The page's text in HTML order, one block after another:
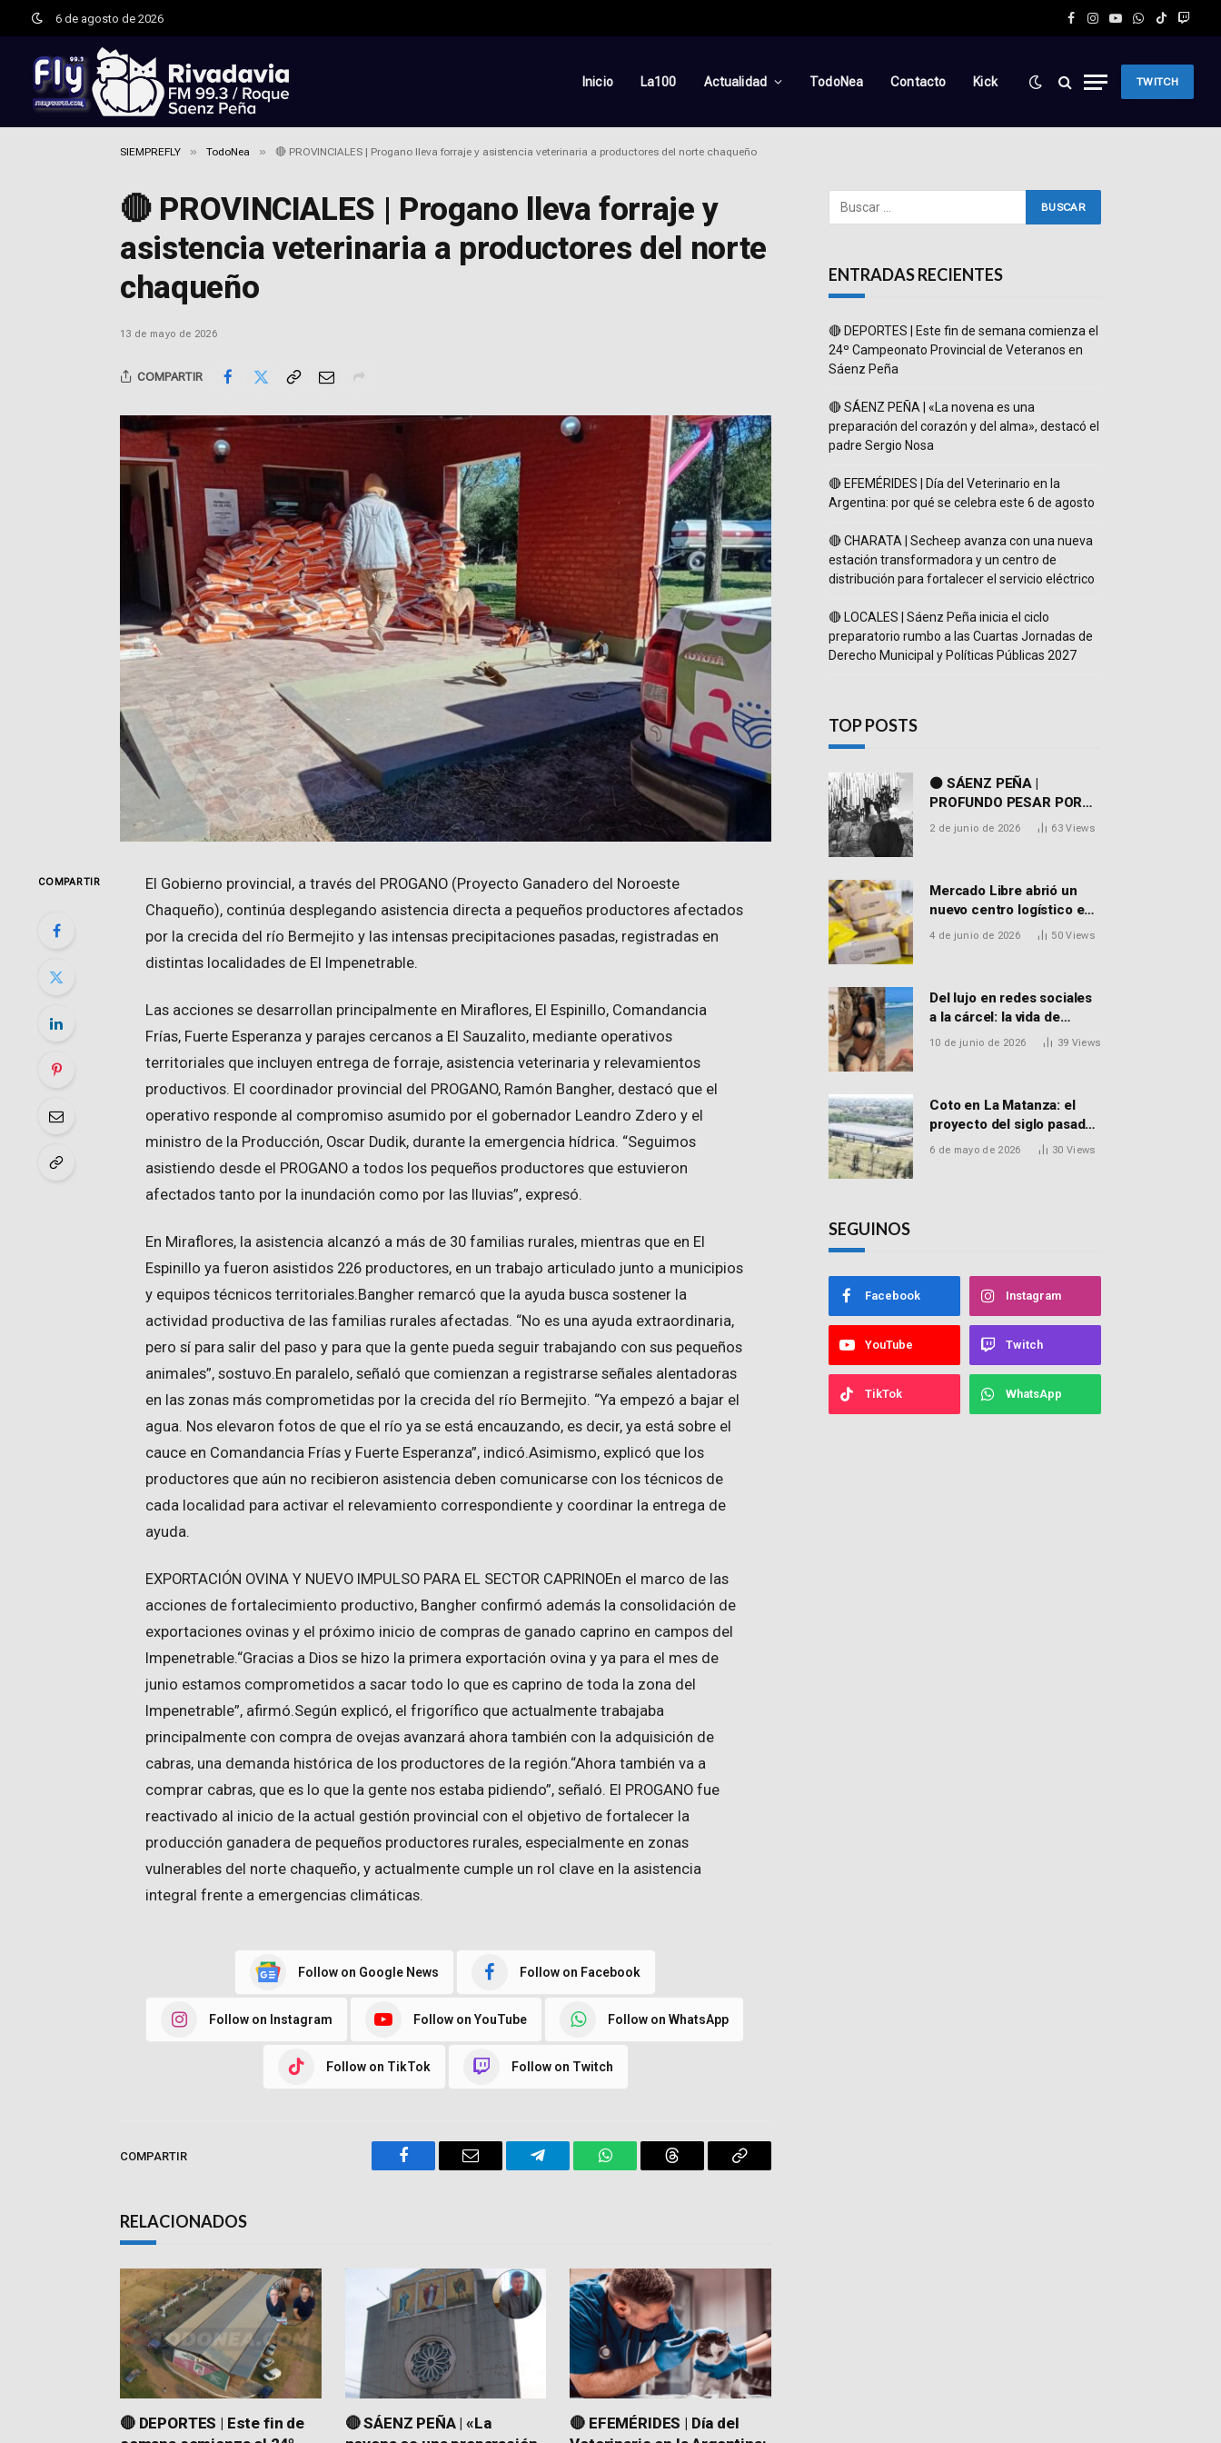
6 de agosto de 2026
Facebook
Instagram
YouTube
WhatsApp
TikTokTwitch
Inicio La100 Actualidad TodoNea Contacto Kick TWITCH
SIEMPREFLY » TodoNea » 🔴 PROVINCIALES | Progano lleva forraje y asistencia veterinaria a productores del norte chaqueño
🔴 PROVINCIALES | Progano lleva forraje y
asistencia veterinaria a productores del norte
chaqueño
13 de mayo de 2026
COMPARTIR
COMPARTIR
El Gobierno provincial, a través del PROGANO (Proyecto Ganadero del Noroeste
Chaqueño), continúa desplegando asistencia directa a pequeños productores afectados
por la crecida del río Bermejito y las intensas precipitaciones pasadas, registradas en
distintas localidades de El Impenetrable.
Las acciones se desarrollan principalmente en Miraflores, El Espinillo, Comandancia
Frías, Fuerte Esperanza y parajes cercanos a El Sauzalito, mediante operativos
territoriales que incluyen entrega de forraje, asistencia veterinaria y relevamientos
productivos. El coordinador provincial del PROGANO, Ramón Bangher, destacó que el
operativo responde al compromiso asumido por el gobernador Leandro Zdero y el
ministro de la Producción, Oscar Dudik, durante la emergencia hídrica. “Seguimos
asistiendo desde el PROGANO a todos los pequeños productores que estuvieron
afectados tanto por la inundación como por las lluvias”, expresó.
En Miraflores, la asistencia alcanzó a más de 30 familias rurales, mientras que en El
Espinillo ya fueron asistidos 226 productores, en un trabajo articulado junto a municipios
y equipos técnicos territoriales.Bangher remarcó que la ayuda busca sostener la
actividad productiva de las familias rurales afectadas. “No es una ayuda extraordinaria,
pero sí para salir del paso y para que la gente pueda seguir trabajando con sus pequeños
animales”, sostuvo.En paralelo, señaló que comienzan a registrarse señales alentadoras
en las zonas más comprometidas por la crecida del río Bermejito. “Ya empezó a bajar el
agua. Nos elevaron fotos de que el río ya se está encauzando, es decir, ya está sobre el
cauce en Comandancia Frías y Fuerte Esperanza”, indicó.Asimismo, explicó que los
productores que aún no recibieron asistencia deben comunicarse con los técnicos de
cada localidad para activar el relevamiento correspondiente y coordinar la entrega de
ayuda.
EXPORTACIÓN OVINA Y NUEVO IMPULSO PARA EL SECTOR CAPRINOEn el marco de las
acciones de fortalecimiento productivo, Bangher confirmó además la consolidación de
exportaciones ovinas y el próximo inicio de compras de ganado caprino en campos del
Impenetrable.“Gracias a Dios se hizo la primera exportación ovina y ya para el mes de
junio estamos comprometidos a sacar todo lo que es caprino de toda la zona del
Impenetrable”, afirmó.Según explicó, el frigorífico que actualmente trabajaba
principalmente con compra de ovejas avanzará ahora también con la adquisición de
cabras, una demanda histórica de los productores de la región.“Ahora también va a
comprar cabras, que es lo que la gente nos estaba pidiendo”, señaló. El PROGANO fue
reactivado al inicio de la actual gestión provincial con el objetivo de fortalecer la
producción ganadera de pequeños productores rurales, especialmente en zonas
vulnerables del norte chaqueño, y actualmente cumple un rol clave en la asistencia
integral frente a emergencias climáticas.
Follow on Google News Follow on Facebook
Follow on Instagram Follow on YouTube Follow on WhatsApp
Follow on TikTok Follow on Twitch
COMPARTIR
Facebook Email Telegram WhatsAppThreads
Copy
RELACIONADOS
🔴 DEPORTES | Este fin de
🔴 SÁENZ PEÑA | «La
🔴 EFEMÉRIDES | Día del
ENTRADAS RECIENTES
🔴 DEPORTES | Este fin de semana comienza el
24º Campeonato Provincial de Veteranos en
Sáenz Peña
🔴 SÁENZ PEÑA | «La novena es una
preparación del corazón y del alma», destacó el
padre Sergio Nosa
🔴 EFEMÉRIDES | Día del Veterinario en la
Argentina: por qué se celebra este 6 de agosto
🔴 CHARATA | Secheep avanza con una nueva
estación transformadora y un centro de
distribución para fortalecer el servicio eléctrico
🔴 LOCALES | Sáenz Peña inicia el ciclo
preparatorio rumbo a las Cuartas Jornadas de
Derecho Municipal y Políticas Públicas 2027
TOP POSTS
⚫ SÁENZ PEÑA |
PROFUNDO PESAR POR
EL FALLECIMIENTO DEL
2 de junio de 2026 63Views
Mercado Libre abrió un
nuevo centro logístico en
Don Torcuato que
4 de junio de 2026 50Views
Del lujo en redes sociales
a la cárcel: la vida de
Macarena Distéfano, la
10 de junio de 2026 39 Views
Coto en La Matanza: el
proyecto del siglo pasado
que recibió el aval de la
6 de mayo de 2026 30 Views
SEGUINOS
Facebook Instagram
YouTube Twitch
TikTok WhatsApp